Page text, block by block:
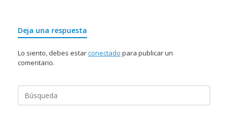
Deja una respuesta
Lo siento, debes estarconectado para publicar un
comentario.
Buscar: